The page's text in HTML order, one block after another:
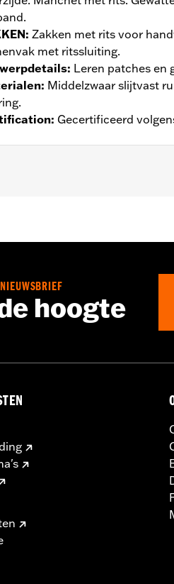
: Zakken met rits voor
met ritssluiting.
: Leren patches en
: Middelzwaar slijtvast
: Gecertificeerd
hoogte